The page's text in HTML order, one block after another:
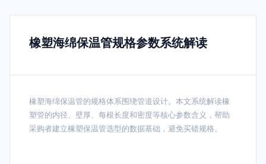
橡塑海绵保温管规格参数系统解读
橡塑海绵保温管的规格体系围绕管道设计。本文系统解读橡
塑管的内径、壁厚、每根长度和密度等核心参数含义，帮助
采购者建立橡塑保温管选型的数据基础，避免买错规格。